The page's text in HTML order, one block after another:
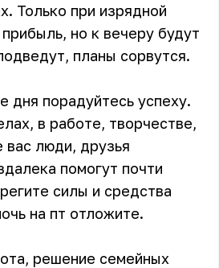
Только при изрядной
но к вечеру будут
планы сорвутся.
дня порадуйтесь успеху.
в работе, творчестве,
люди, друзья
помогут почти
силы и средства
на пт отложите.
решение семейных